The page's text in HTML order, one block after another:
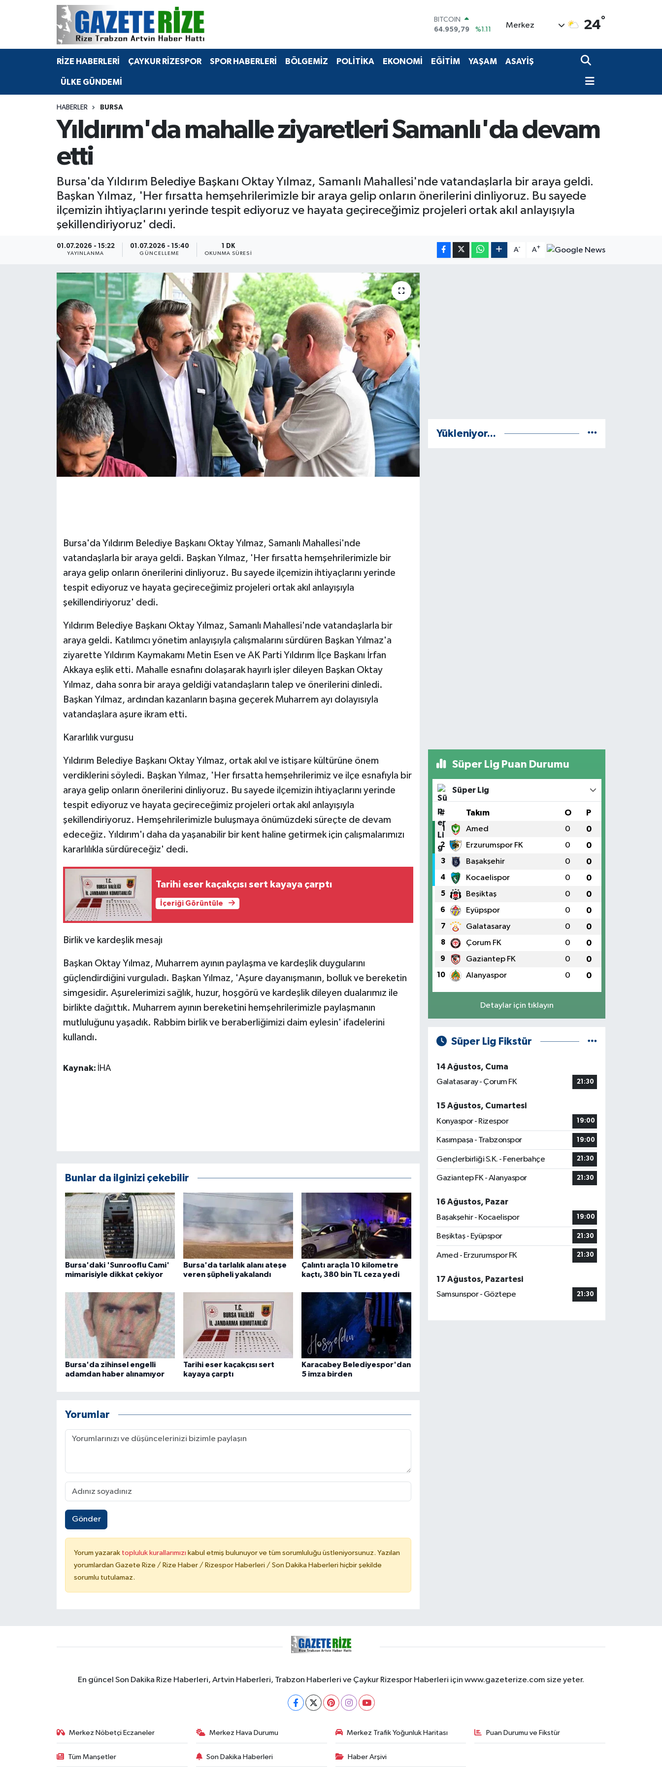
BITCOIN
64.959,79
%1.11
47,7436
%0.18
EURO
13.779
%-14
Merkez 24°
RİZE HABERLERİ ÇAYKUR RİZESPOR SPOR HABERLERİ BÖLGEMİZ POLİTİKA EKONOMİ EĞİTİM YAŞAM ASAYİŞ
ÜLKE GÜNDEMİ
HABERLER BURSA
Yıldırım'da mahalle ziyaretleri Samanlı'da devam
etti
Bursa'da Yıldırım Belediye Başkanı Oktay Yılmaz, Samanlı Mahallesi'nde vatandaşlarla bir araya geldi.
Başkan Yılmaz, 'Her fırsatta hemşehrilerimizle bir araya gelip onların önerilerini dinliyoruz. Bu sayede
ilçemizin ihtiyaçlarını yerinde tespit ediyoruz ve hayata geçireceğimiz projeleri ortak akıl anlayışıyla
şekillendiriyoruz' dedi.
01.07.2026 - 15:22
YAYINLANMA
01.07.2026 - 15:40
GÜNCELLEME
1 DK
OKUNMA SÜRESI
A- A+
Bursa'da Yıldırım Belediye Başkanı Oktay Yılmaz, Samanlı Mahallesi'nde
vatandaşlarla bir araya geldi. Başkan Yılmaz, 'Her fırsatta hemşehrilerimizle bir
araya gelip onların önerilerini dinliyoruz. Bu sayede ilçemizin ihtiyaçlarını yerinde
tespit ediyoruz ve hayata geçireceğimiz projeleri ortak akıl anlayışıyla
şekillendiriyoruz' dedi.
Yıldırım Belediye Başkanı Oktay Yılmaz, Samanlı Mahallesi'nde vatandaşlarla bir
araya geldi. Katılımcı yönetim anlayışıyla çalışmalarını sürdüren Başkan Yılmaz'a
ziyarette Yıldırım Kaymakamı Metin Esen ve AK Parti Yıldırım İlçe Başkanı İrfan
Akkaya eşlik etti. Mahalle esnafını dolaşarak hayırlı işler dileyen Başkan Oktay
Yılmaz, daha sonra bir araya geldiği vatandaşların talep ve önerilerini dinledi.
Başkan Yılmaz, ardından kazanların başına geçerek Muharrem ayı dolayısıyla
vatandaşlara aşure ikram etti.
Kararlılık vurgusu
Yıldırım Belediye Başkanı Oktay Yılmaz, ortak akıl ve istişare kültürüne önem
verdiklerini söyledi. Başkan Yılmaz, 'Her fırsatta hemşehrilerimiz ve ilçe esnafıyla bir
araya gelip onların önerilerini dinliyoruz. Bu sayede ilçemizin ihtiyaçlarını yerinde
tespit ediyoruz ve hayata geçireceğimiz projeleri ortak akıl anlayışıyla
şekillendiriyoruz. Hemşehrilerimizle buluşmaya önümüzdeki süreçte de devam
edeceğiz. Yıldırım'ı daha da yaşanabilir bir kent haline getirmek için çalışmalarımızı
kararlılıkla sürdüreceğiz' dedi.
Tarihi eser kaçakçısı sert kayaya çarptı
İçeriği Görüntüle
Birlik ve kardeşlik mesajı
Başkan Oktay Yılmaz, Muharrem ayının paylaşma ve kardeşlik duygularını
güçlendirdiğini vurguladı. Başkan Yılmaz, 'Aşure dayanışmanın, bolluk ve bereketin
simgesidir. Aşurelerimizi sağlık, huzur, hoşgörü ve kardeşlik dileyen dualarımız ile
birlikte dağıttık. Muharrem ayının bereketini hemşehrilerimizle paylaşmanın
mutluluğunu yaşadık. Rabbim birlik ve beraberliğimizi daim eylesin' ifadelerini
kullandı.
Kaynak: İHA
Bunlar da ilginizi çekebilir
Bursa'daki 'Sunrooflu Cami'
mimarisiyle dikkat çekiyor
Bursa'da tarlalık alanı ateşe
veren şüpheli yakalandı
Çalıntı araçla 10 kilometre
kaçtı, 380 bin TL ceza yedi
Bursa'da zihinsel engelli
adamdan haber alınamıyor
Tarihi eser kaçakçısı sert
kayaya çarptı
Karacabey Belediyespor'dan
5 imza birden
Yorumlar
Gönder
Yorum yazarak topluluk kurallarımızı kabul etmiş bulunuyor ve tüm sorumluluğu üstleniyorsunuz. Yazılan
yorumlardan Gazete Rize / Rize Haber / Rizespor Haberleri / Son Dakika Haberleri hiçbir şekilde
sorumlu tutulamaz.
Yükleniyor...
Süper Lig Puan Durumu
Süper Lig
# Takım O P
1 Amed 0 0
2 Erzurumspor FK 0 0
3 Başakşehir 0 0
4 Kocaelispor 0 0
5 Beşiktaş 0 0
6 Eyüpspor 0 0
7 Galatasaray 0 0
8 Çorum FK 0 0
9 Gaziantep FK 0 0
10 Alanyaspor 0 0
Detaylar için tıklayın
Süper Lig Fikstür
14 Ağustos, Cuma
Galatasaray - Çorum FK
21:30
15 Ağustos, Cumartesi
Konyaspor - Rizespor
19:00
Kasımpaşa - Trabzonspor 19:00
Gençlerbirliği S.K. - Fenerbahçe 21:30
Gaziantep FK - Alanyaspor 21:30
16 Ağustos, Pazar
Başakşehir - Kocaelispor
19:00
Beşiktaş - Eyüpspor 21:30
Amed - Erzurumspor FK 21:30
17 Ağustos, Pazartesi
Samsunspor - Göztepe
21:30
En güncel Son Dakika Rize Haberleri, Artvin Haberleri, Trabzon Haberleri ve Çaykur Rizespor Haberleri için www.gazeterize.com size yeter.
Merkez Nöbetçi Eczaneler Merkez Hava Durumu Merkez Trafik Yoğunluk Haritası Puan Durumu ve Fikstür
Tüm Manşetler Son Dakika Haberleri Haber Arşivi
BÖLGEMİZ
Bilim Teknoloji
Advertising news
Canlı Maç
EKONOMİ
English News
Flaş Haber
Gayrimenkul
HABERDE İNSAN
İş Dünyası
KÜLTÜR SANAT
Otomobil
POLİTİKA
SPOR HABERLERİ
ÜLKE GÜNDEMİ
Yerel Haberler
Merkez Nöbetçi Eczaneler
Merkez Hava Durumu
Merkez Trafik Yoğunluk Haritası
Tüm Manşetler
Son Dakika Haberleri
Haber Arşivi